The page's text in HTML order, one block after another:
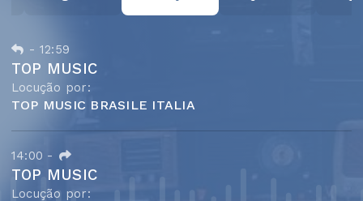
- 12:59
TOP MUSIC
Locução por:
TOP MUSIC BRASILE ITALIA
14:00 -
TOP MUSIC
Locução por: